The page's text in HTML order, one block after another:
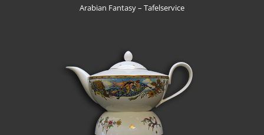
Arabian Fantasy – Tafelservice